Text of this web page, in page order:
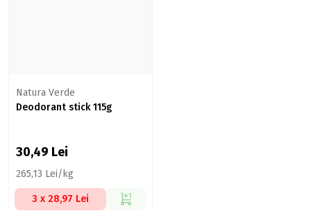
Natura Verde
Deodorant stick 115g
30,49 Lei
265,13 Lei/kg
3 x 28,97 Lei